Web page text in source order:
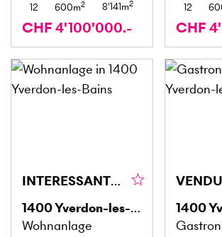
12 600m2 8'141m2
CHF 4'100'000.-
12
CHF
INTERESSANTE RENDITE IM STADTZENTRUM MIT GARTEN
1400Yverdon-les-Bains
Wohnanlage
1400